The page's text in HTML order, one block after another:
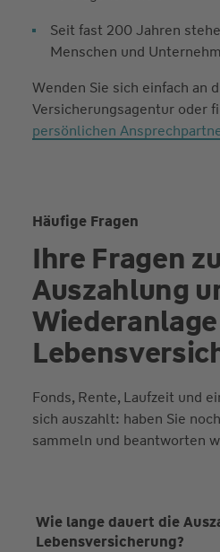
Seit fast 200 Jahren
Menschen und
Wenden Sie sich einfach an
Versicherungsagentur oder
persönlichen
Häufige Fragen
Ihre Fragen zu
Auszahlung
Fonds, Rente, Laufzeit und
sich auszahlt: haben Sie
sammeln und beantworten
Wie lange dauert die
Lebensversicherung?